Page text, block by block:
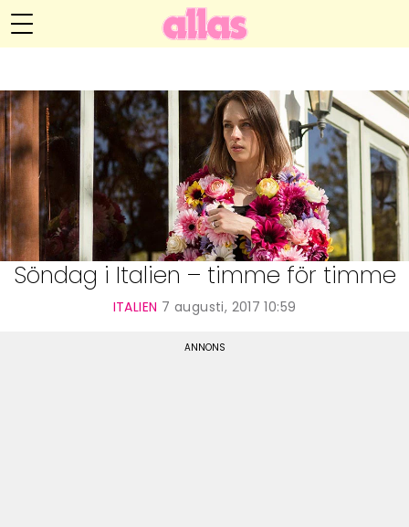
Hälsa
Relationer
Handarbete
Anna María Larssons blogg
Hem
Om Anna María
Kategorier
Arkiv
Kontakt
Söndag i Italien – timme för timme
ITALIEN 7 augusti, 2017 10:59